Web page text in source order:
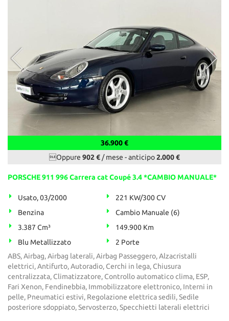
36.900 €
Oppure 902 €/ mese -anticipo2.000 €
PORSCHE 911 996 Carrera cat Coupé 3.4 *CAMBIO MANUALE*
Usato, 03/2000
221 KW/300 CV
Benzina
Cambio Manuale (6)
3.387 Cm³
149.900 Km
Blu Metallizzato
2 Porte
ABS, Airbag, Airbag laterali, Airbag Passeggero, Alzacristalli
elettrici, Antifurto, Autoradio, Cerchi in lega, Chiusura
centralizzata, Climatizzatore, Controllo automatico clima, ESP,
Fari Xenon, Fendinebbia, Immobilizzatore elettronico, Interni in
pelle, Pneumatici estivi, Regolazione elettrica sedili, Sedile
posteriore sdoppiato, Servosterzo, Specchietti laterali elettrici